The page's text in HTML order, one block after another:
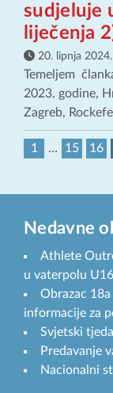
sudjeluje
liječenja
20. lipnja 2024.
Temeljem
2023. godine,
Zagreb,
1 … 15 16
Nedavne
Athlete
u vaterpolu U16
Obrazac
informacije za
Svjetski
Predavanje
Nacionalni